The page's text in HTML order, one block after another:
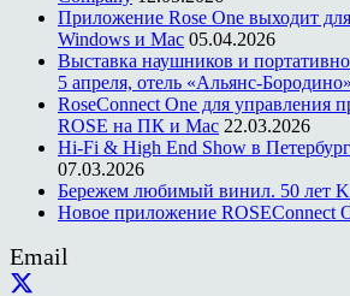
Приложение Rose One выходит
Windows и Mac 05.04.2026
Выставка наушников и
5 апреля, отель «Альянс-Бородино»
RoseConnect One для управления
ROSE на ПК и Mac 22.03.2026
Hi-Fi & High End Show в
07.03.2026
Бережем любимый винил. 50 лет
Новое приложение ROSEConnect
Email